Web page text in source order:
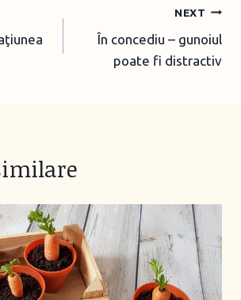
NEXT
În concediu – gunoiul
poate fi distractiv